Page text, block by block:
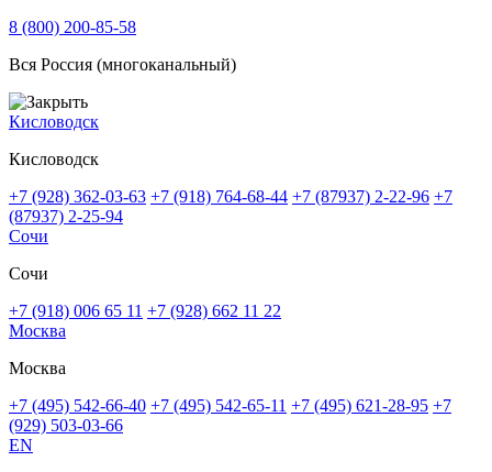
8 (800) 200-85-58
Вся Россия (многоканальный)
Кисловодск
Кисловодск
+7 (928) 362-03-63 +7 (918) 764-68-44 +7 (87937) 2-22-96 +7
(87937) 2-25-94
Сочи
Сочи
+7 (918) 006 65 11 +7 (928) 662 11 22
Москва
Москва
+7 (495) 542-66-40 +7 (495) 542-65-11 +7 (495) 621-28-95 +7
(929) 503-03-66
EN